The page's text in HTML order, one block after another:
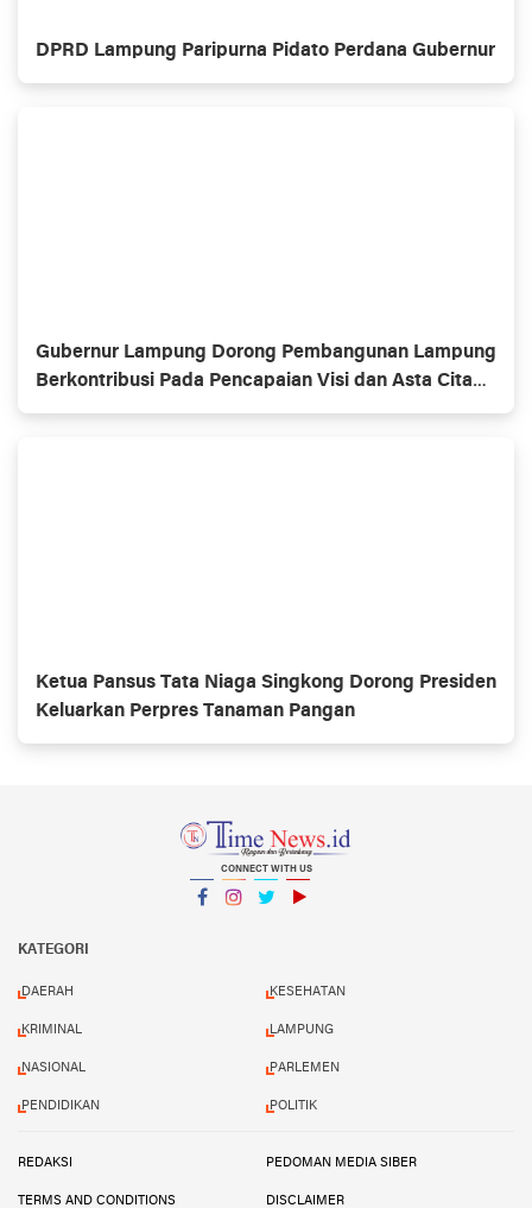
DPRD Lampung Paripurna Pidato Perdana Gubernur
Gubernur Lampung Dorong Pembangunan Lampung
Berkontribusi Pada Pencapaian Visi dan Asta Cita
Pembangunan Nasional
Ketua Pansus Tata Niaga Singkong Dorong Presiden
Keluarkan Perpres Tanaman Pangan
CONNECT WITH US
KATEGORI
DAERAH KESEHATAN
KRIMINAL LAMPUNG
NASIONAL PARLEMEN
PENDIDIKAN POLITIK
REDAKSI PEDOMAN MEDIA SIBER
TERMS AND CONDITIONS DISCLAIMER